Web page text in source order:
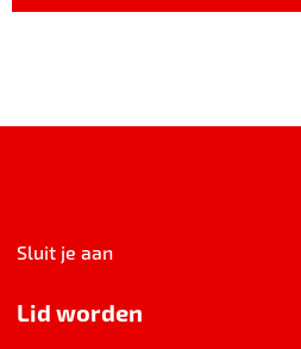
Sluit je aan
Lid worden